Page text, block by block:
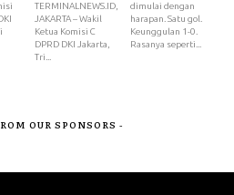
TERMINALNEWS.ID,
JAKARTA – Wakil
Ketua Komisi C
DPRD DKI Jakarta,
Tri...
dimulai dengan
harapan. Satu gol.
Keunggulan 1-0.
Rasanya seperti...
OUR SPONSORS -